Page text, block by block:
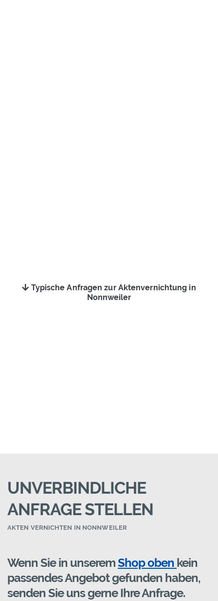
Typische Anfragen zur Aktenvernichtung in
Nonnweiler
UNVERBINDLICHE
ANFRAGE STELLEN
AKTEN VERNICHTEN IN NONNWEILER
Wenn Sie in unseremShop oben kein
passendes Angebot gefunden haben,
senden Sie uns gerne Ihre Anfrage.